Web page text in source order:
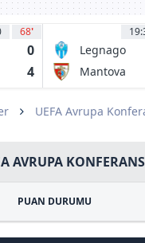
68'
0
4
Legnago
Salus
Mantova
UEFA Avrupa
AVRUPA
PUAN DURUMU